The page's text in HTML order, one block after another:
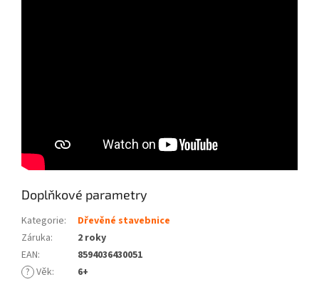
Doplňkové parametry
Kategorie:
Dřevěné stavebnice
Záruka:
2 roky
EAN:
8594036430051
? Věk:
6+